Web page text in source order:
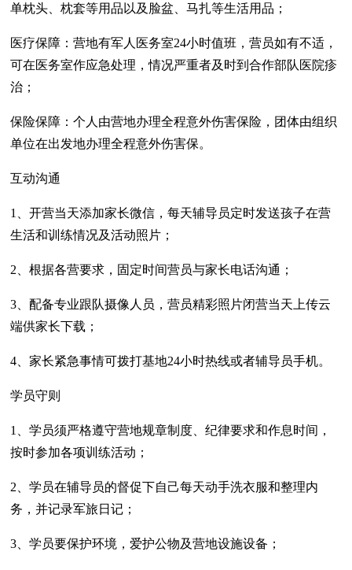
单枕头、枕套等用品以及脸盆、马扎等生活用品；
医疗保障：营地有军人医务室24小时值班，营员如有不适，
可在医务室作应急处理，情况严重者及时到合作部队医院疹
治；
保险保障：个人由营地办理全程意外伤害保险，团体由组织
单位在出发地办理全程意外伤害保。
互动沟通
1、开营当天添加家长微信，每天辅导员定时发送孩子在营
生活和训练情况及活动照片；
2、根据各营要求，固定时间营员与家长电话沟通；
3、配备专业跟队摄像人员，营员精彩照片闭营当天上传云
端供家长下载；
4、家长紧急事情可拨打基地24小时热线或者辅导员手机。
学员守则
1、学员须严格遵守营地规章制度、纪律要求和作息时间，
按时参加各项训练活动；
2、学员在辅导员的督促下自己每天动手洗衣服和整理内
务，并记录军旅日记；
3、学员要保护环境，爱护公物及营地设施设备；